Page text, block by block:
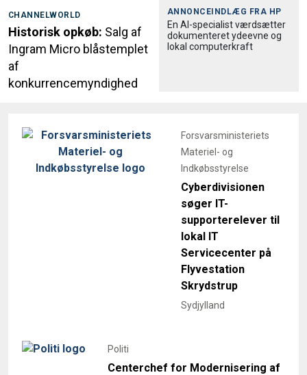
CHANNELWORLD
Historisk opkøb: Salg af
Ingram Micro blåstemplet
af
konkurrencemyndighed
ANNONCEINDLÆG FRA HP
En AI-specialist værdsætter
dokumenteret ydeevne og
lokal computerkraft
Forsvarsministeriets
Materiel- og
Indkøbsstyrelse
Cyberdivisionen
søger IT-
supporterelever til
lokal IT
Servicecenter på
Flyvestation
Skrydstrup
Sydjylland
Politi
Centerchef for Modernisering af